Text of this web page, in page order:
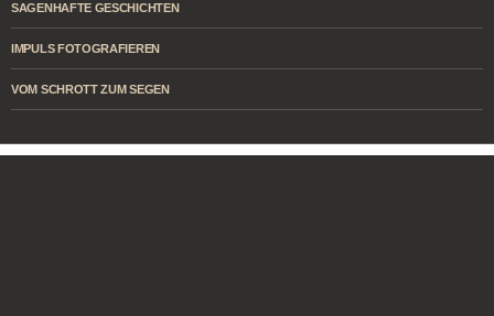
SAGENHAFTE GESCHICHTEN
IMPULS FOTOGRAFIEREN
VOM SCHROTT ZUM SEGEN